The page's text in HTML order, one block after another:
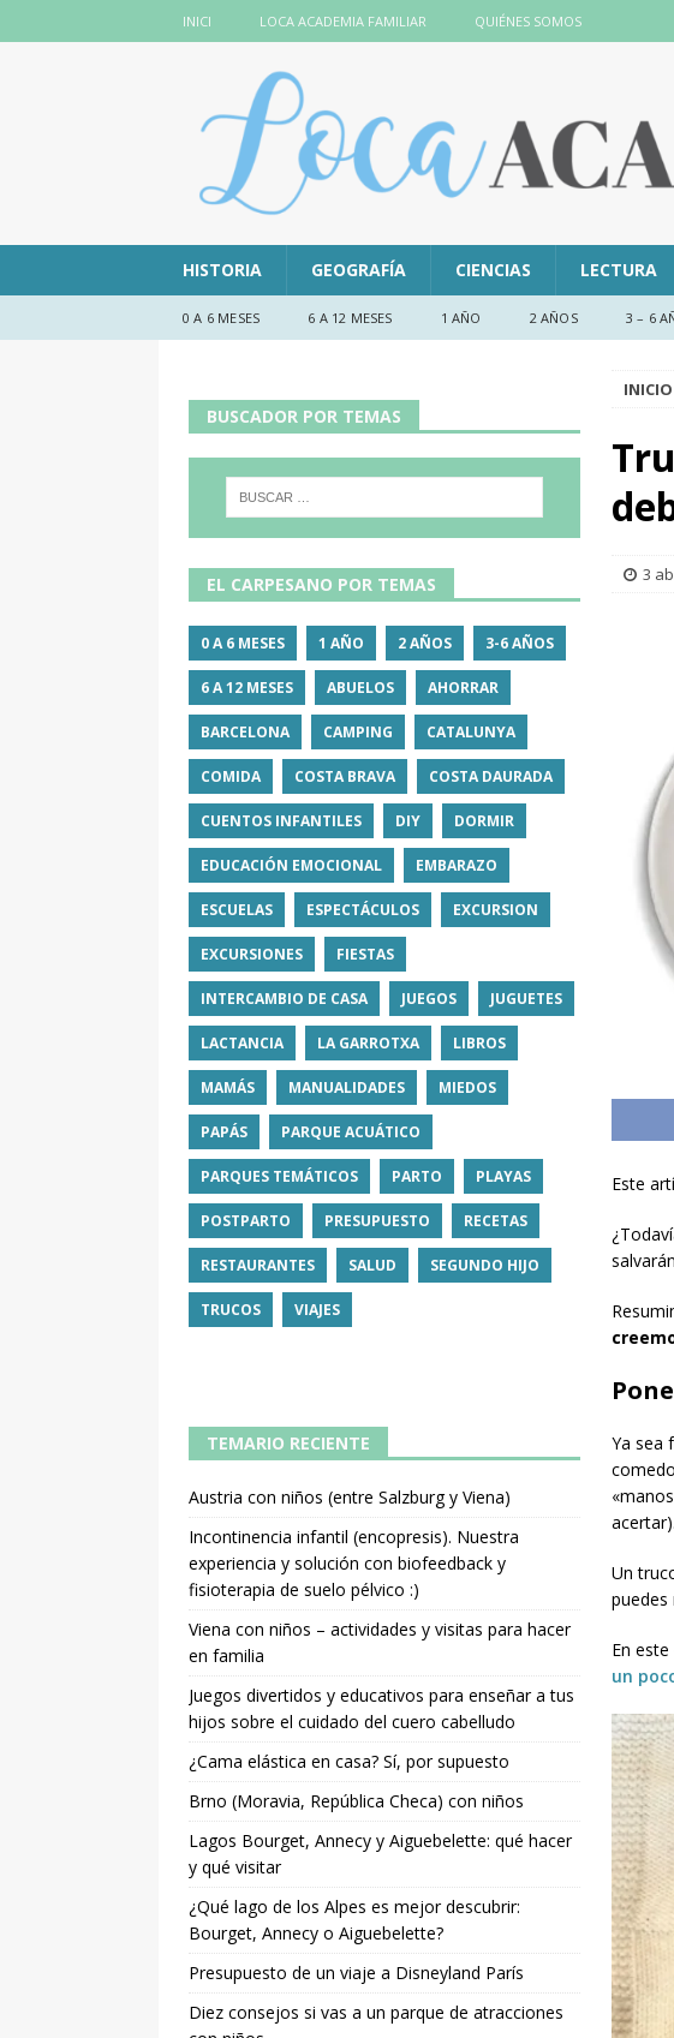
INICI LOCA ACADEMIA FAMILIAR QUIÉNES SOMOS
HISTORIA GEOGRAFÍA CIENCIAS LECTURA
0 A 6 MESES 6 A 12 MESES 1 AÑO 2 AÑOS 3 – 6
INICIO
3
Este
Ya sea
acertar).
Un
puedes
En
un
BUSCADOR POR TEMAS
EL CARPESANO POR TEMAS
0 A 6 MESES 1 AÑO 2 AÑOS 3-6 AÑOS
6 A 12 MESES ABUELOS AHORRAR
BARCELONA CAMPING CATALUNYA
COMIDA COSTA BRAVA COSTA DAURADA
CUENTOS INFANTILES DIY DORMIR
EDUCACIÓN EMOCIONAL EMBARAZO
ESCUELAS ESPECTÁCULOS EXCURSION
EXCURSIONES FIESTAS
INTERCAMBIO DE CASA JUEGOS JUGUETES
LACTANCIA LA GARROTXA LIBROS
MAMÁS MANUALIDADES MIEDOS
PAPÁS PARQUE ACUÁTICO
PARQUES TEMÁTICOS PARTO PLAYAS
POSTPARTO PRESUPUESTO RECETAS
RESTAURANTES SALUD SEGUNDO HIJO
TRUCOS VIAJES
TEMARIO RECIENTE
Austria con niños (entre Salzburg y Viena)
Incontinencia infantil (encopresis). Nuestra
experiencia y solución con biofeedback y
fisioterapia de suelo pélvico :)
Viena con niños – actividades y visitas para hacer
en familia
Juegos divertidos y educativos para enseñar a tus
hijos sobre el cuidado del cuero cabelludo
¿Cama elástica en casa? Sí, por supuesto
Brno (Moravia, República Checa) con niños
Lagos Bourget, Annecy y Aiguebelette: qué hacer
y qué visitar
¿Qué lago de los Alpes es mejor descubrir:
Bourget, Annecy o Aiguebelette?
Presupuesto de un viaje a Disneyland París
Diez consejos si vas a un parque de atracciones